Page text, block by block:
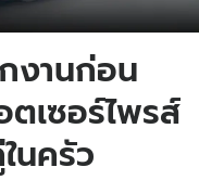
งานก่อน
ตเซอร์ไพรส์
นครัว